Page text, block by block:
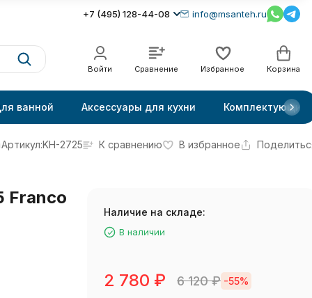
+7 (495) 128-44-08 info@msanteh.ru
Войти Сравнение Избранное Корзина
ванной Аксессуары для кухни Комплектующие
Артикул:KH-2725 К сравнению В избранное
Franco
Наличие на складе:
В наличии
2 780 ₽ 6 120₽ -55%